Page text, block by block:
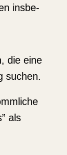
insbe­
die eine
suchen.
als